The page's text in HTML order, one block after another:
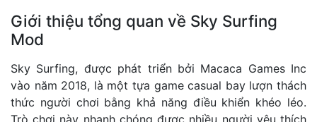
Giới thiệu tổng quan về Sky Surfing
Mod
Sky Surfing, được phát triển bởi Macaca Games Inc
vào năm 2018, là một tựa game casual bay lượn thách
thức người chơi bằng khả năng điều khiển khéo léo.
Trò chơi này nhanh chóng được nhiều người yêu thích